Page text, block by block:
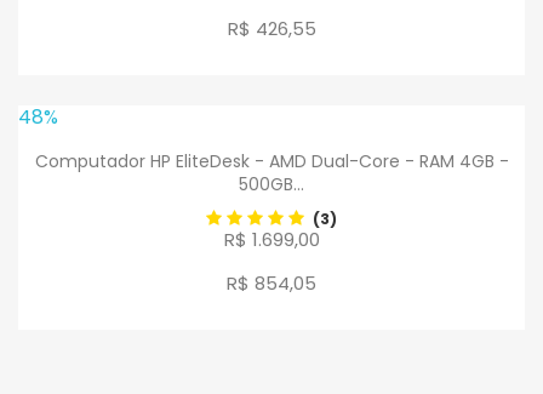
R$ 426,55
48%
Computador HP EliteDesk - AMD Dual-Core - RAM 4GB -
500GB...
(3)
R$ 1.699,00
R$ 854,05